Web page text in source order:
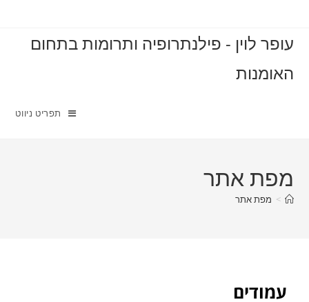
עופר לוין - פילנתרופיה ותרומות בתחום
האומנות
תפריט ניווט
מפת אתר
> מפת אתר
עמודים